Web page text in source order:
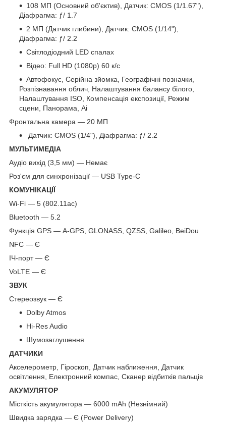
108 МП (Основний об'єктив), Датчик: CMOS (1/1.67"),
Діафрагма: ƒ/ 1.7
2 МП (Датчик глибини), Датчик: CMOS (1/14"),
Діафрагма: ƒ/ 2.2
Світлодіодний LED спалах
Відео: Full HD (1080p) 60 к/с
Автофокус, Серійна зйомка, Географічні позначки,
Розпізнавання облич, Налаштування балансу білого,
Налаштування ISO, Компенсація експозиції, Режим
сцени, Панорама, Ai
Фронтальна камера — 20 МП
Датчик: CMOS (1/4"), Діафрагма: ƒ/ 2.2
МУЛЬТИМЕДІА
Аудіо вихід (3,5 мм) — Немає
Роз'єм для синхронізації — USB Type-C
КОМУНІКАЦІЇ
Wi-Fi — 5 (802.11ac)
Bluetooth — 5.2
Функція GPS — A-GPS, GLONASS, QZSS, Galileo, BeiDou
NFC — Є
ІЧ-порт — Є
VoLTE — Є
ЗВУК
Стереозвук — Є
Dolby Atmos
Hi-Res Audio
Шумозаглушення
ДАТЧИКИ
Акселерометр, Гіроскоп, Датчик наближення, Датчик
освітлення, Електронний компас, Сканер відбитків пальців
АКУМУЛЯТОР
Місткість акумулятора — 6000 mAh (Незнімний)
Швидка зарядка — Є (Power Delivery)